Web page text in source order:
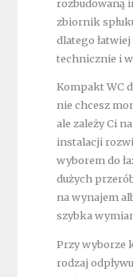
rozbudowaną
zbiornik
dlatego
technicznie i
Kompakt WC
nie chcesz
ale zależy Ci
instalacji
wyborem do
dużych
na wynajem
szybka
Przy wyborze
rodzaj